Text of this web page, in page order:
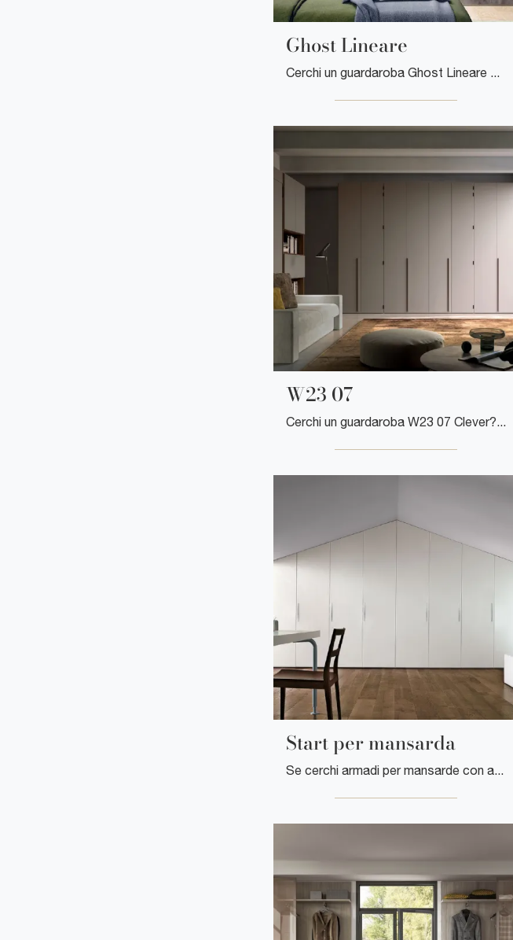
Ghost Lineare
Cerchi un guardaroba Ghost Lineare Clever? Clicca subito! Gli armadi a muro con ante battenti ti aspettano.
W23 07
Start per mansarda
Se cerchi armadi per mansarde con ante battenti, clicca e scopri l'armadio Start per mansarda di Clever in laccato opaco.